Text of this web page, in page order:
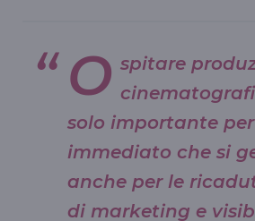
O spitare
solo importante
immediato che si
anche per le
di marketing e